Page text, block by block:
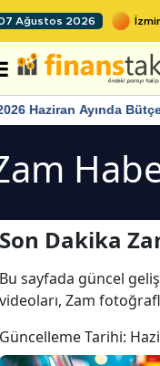
Ağustos 2026
Haziran Ayında Bütçe
Son Dakika
Bu sayfada güncel
videoları, Zam
Güncelleme Tarihi: